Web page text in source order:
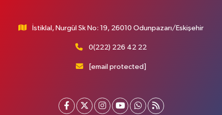
İstiklal, Nurgül Sk No: 19, 26010 Odunpazarı/Eskişehir
0(222) 226 42 22
[email protected]